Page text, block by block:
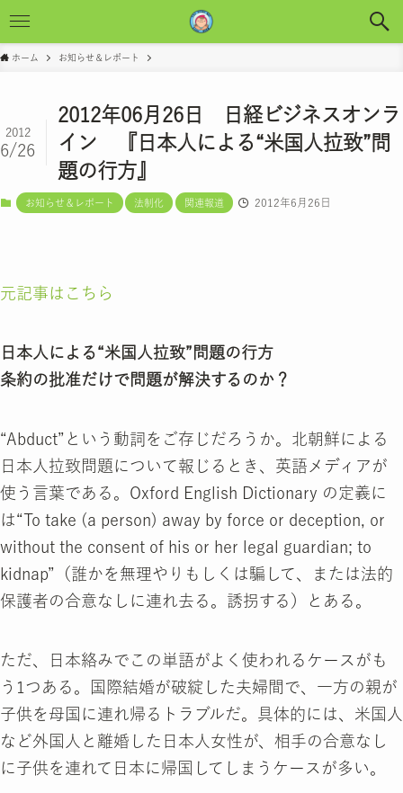
ホーム お知らせ＆レポート
2012年06月26日 日経ビジネスオンラ
イン 『日本人による“米国人拉致”問
題の行方』
2012
6/26
お知らせ＆レポート 法制化 関連報道 2012年6月26日
元記事はこちら
日本人による“米国人拉致”問題の行方
条約の批准だけで問題が解決するのか？
“Abduct”という動詞をご存じだろうか。北朝鮮による
日本人拉致問題について報じるとき、英語メディアが
使う言葉である。Oxford English Dictionary の定義に
は“To take (a person) away by force or deception, or
without the consent of his or her legal guardian; to
kidnap”（誰かを無理やりもしくは騙して、または法的
保護者の合意なしに連れ去る。誘拐する）とある。
ただ、日本絡みでこの単語がよく使われるケースがも
う1つある。国際結婚が破綻した夫婦間で、一方の親が
子供を母国に連れ帰るトラブルだ。具体的には、米国人
など外国人と離婚した日本人女性が、相手の合意なし
に子供を連れて日本に帰国してしまうケースが多い。